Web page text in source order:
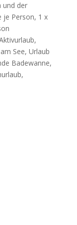
und der
je Person, 1 x
See, Urlaub
Badewanne,